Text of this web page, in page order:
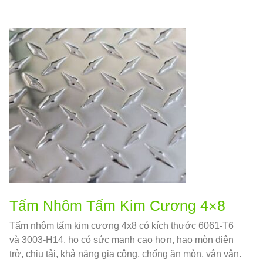
Tấm Nhôm Tấm Kim Cương 4×8
Tấm nhôm tấm kim cương 4x8 có kích thước 6061-T6
và 3003-H14. họ có sức mạnh cao hơn, hao mòn điện
trở, chịu tải, khả năng gia công, chống ăn mòn, vân vân.